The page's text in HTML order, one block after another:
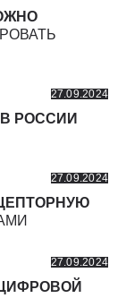
27.09.2024
РОССИИ
27.09.2024
27.09.2024